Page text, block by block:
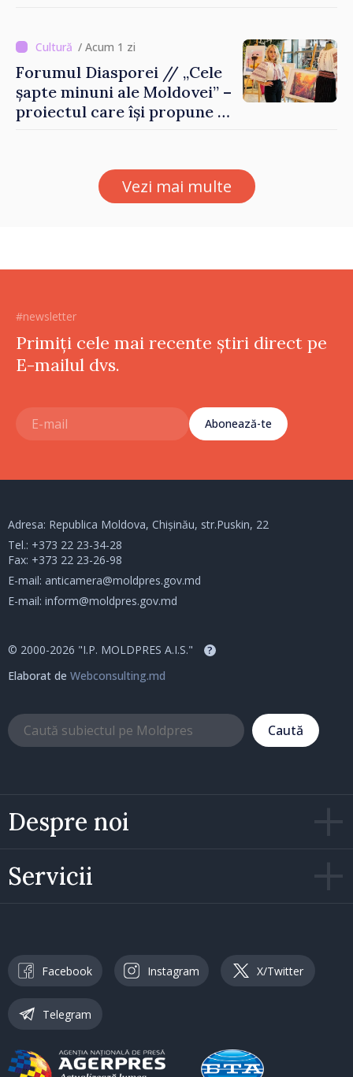
/ Acum 1 zi
Forumul Diasporei // „Cele
șapte minuni ale Moldovei” –
proiectul care își propune să
Vezi mai multe
#newsletter
Primiți cele mai recente știri direct pe
E-mailul dvs.
Abonează-te
Despre noi
Servicii
Adresa: Republica Moldova, Chișinău, str.Puskin, 22
Tel.: +373 22 23-34-28
Fax: +373 22 23-26-98
E-mail: anticamera@moldpres.gov.md
E-mail: inform@moldpres.gov.md
© 2000-2026 "I.P. MOLDPRES A.I.S." ?
Elaborat de Webconsulting.md
Caută
Facebook Instagram X/Twitter
Telegram